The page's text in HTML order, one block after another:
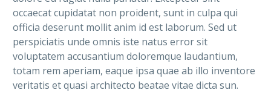
occaecat cupidatat non proident, sunt in culpa qui
officia deserunt mollit anim id est laborum. Sed ut
perspiciatis unde omnis iste natus error sit
voluptatem accusantium doloremque laudantium,
totam rem aperiam, eaque ipsa quae ab illo inventore
veritatis et quasi architecto beatae vitae dicta sun.